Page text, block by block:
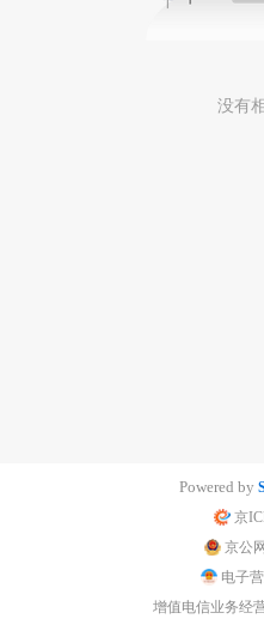
没有
Powered by
京
京公
电子
增值电信业务经